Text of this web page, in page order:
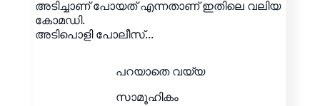
അടിച്ചാണ് പോയത് എന്നതാണ് ഇതിലെ വലിയ
കോമഡി.
അടിപൊളി പോലീസ്...
പറയാതെ വയ്യ
സാമൂഹികം